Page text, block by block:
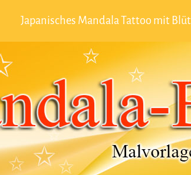
Japanisches Mandala Tattoo mit